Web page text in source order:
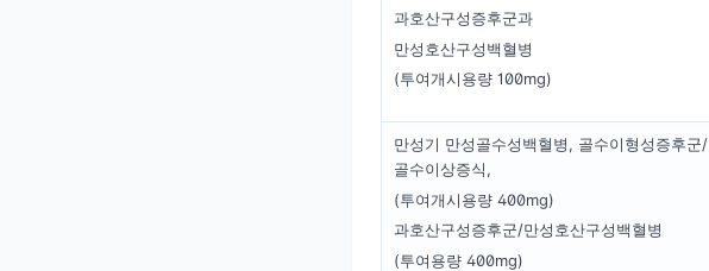
과호산구성증후군과
만성호산구성백혈병
(투여개시용량 100mg)
만성기 만성골수성백혈병, 골수이형성증후군/
골수이상증식,
(투여개시용량 400mg)
과호산구성증후군/만성호산구성백혈병
(투여용량 400mg)